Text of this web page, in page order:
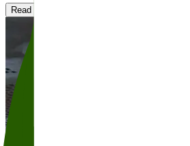
Read more about renting